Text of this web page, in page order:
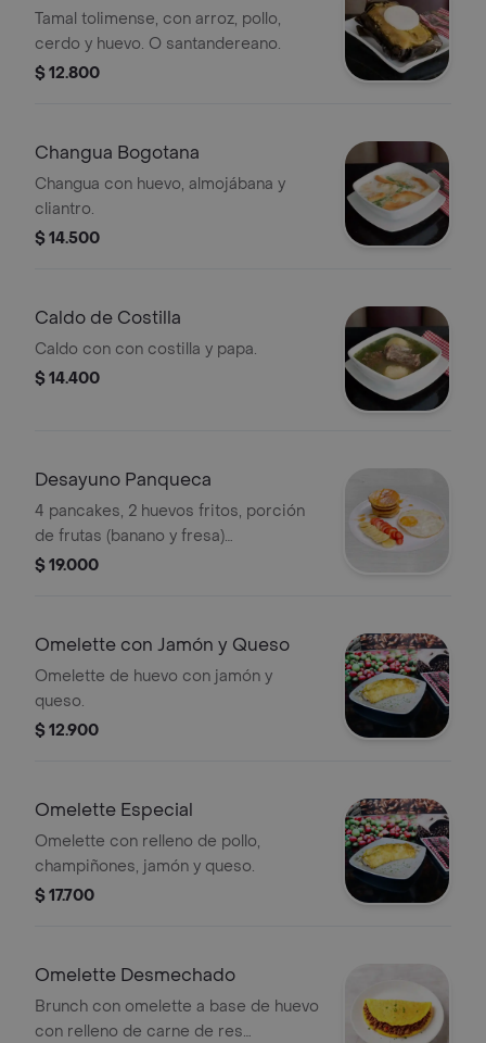
Tamal tolimense, con arroz, pollo,
cerdo y huevo. O santandereano.
$ 12.800
Changua Bogotana
Changua con huevo, almojábana y
cliantro.
$ 14.500
Caldo de Costilla
Caldo con con costilla y papa.
$ 14.400
Desayuno Panqueca
4 pancakes, 2 huevos fritos, porción
de frutas (banano y fresa)
acompañados con miel maple.
$ 19.000
Omelette con Jamón y Queso
Omelette de huevo con jamón y
queso.
$ 12.900
Omelette Especial
Omelette con relleno de pollo,
champiñones, jamón y queso.
$ 17.700
Omelette Desmechado
Brunch con omelette a base de huevo
con relleno de carne de res